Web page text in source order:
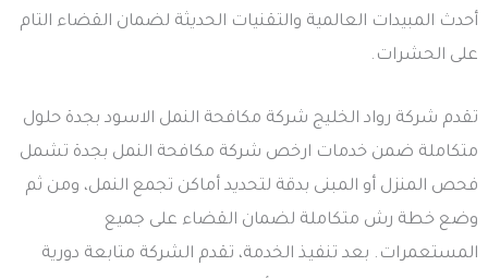
أحدث المبيدات العالمية والتقنيات الحديثة لضمان القضاء التام
على الحشرات.
تقدم شركة رواد الخليج شركة مكافحة النمل الاسود بجدة حلول
متكاملة ضمن خدمات ارخص شركة مكافحة النمل بجدة تشمل
فحص المنزل أو المبنى بدقة لتحديد أماكن تجمع النمل، ومن ثم
وضع خطة رش متكاملة لضمان القضاء على جميع
المستعمرات. بعد تنفيذ الخدمة، تقدم الشركة متابعة دورية